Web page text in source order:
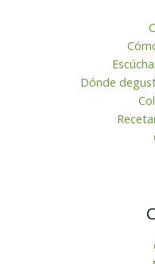
Dónde